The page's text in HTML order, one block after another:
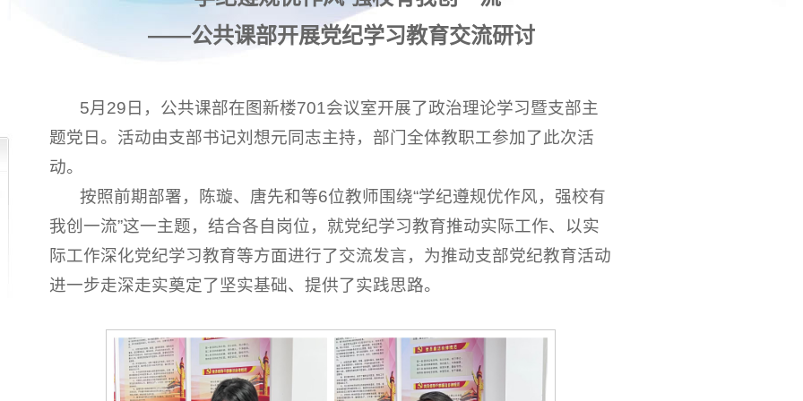
——公共课部开展党纪学习教育交流研讨
5月29日，公共课部在图新楼701会议室开展了政治理论学习暨支部主
题党日。活动由支部书记刘想元同志主持，部门全体教职工参加了此次活
动。
按照前期部署，陈璇、唐先和等6位教师围绕“学纪遵规优作风，强校有
我创一流”这一主题，结合各自岗位，就党纪学习教育推动实际工作、以实
际工作深化党纪学习教育等方面进行了交流发言，为推动支部党纪教育活动
进一步走深走实奠定了坚实基础、提供了实践思路。